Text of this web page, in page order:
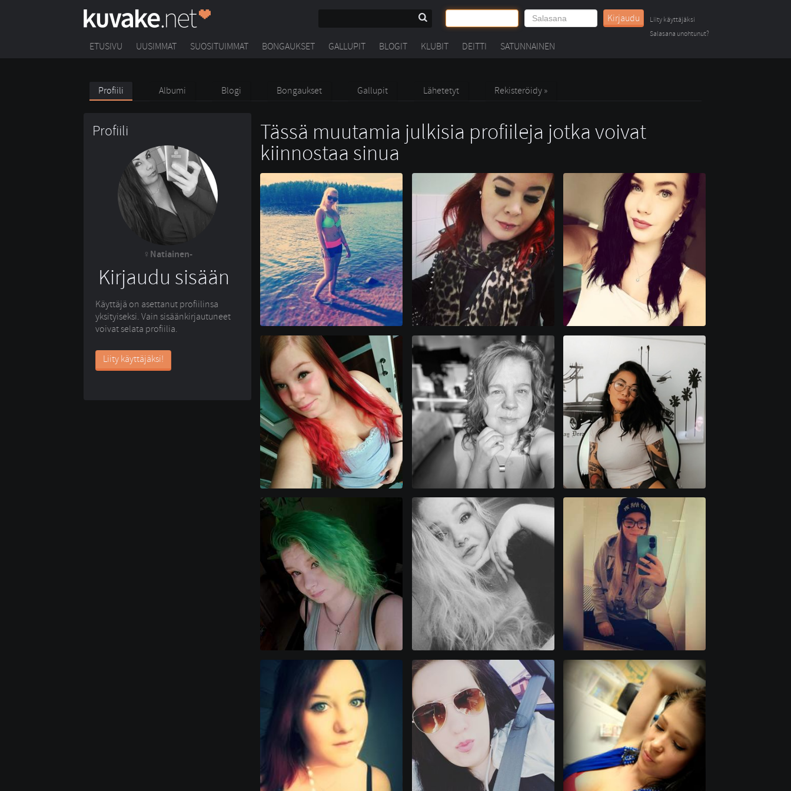
Kirjaudu
Liity käyttäjäksi
Salasana unohtunut?
ETUSIVU UUSIMMAT SUOSITUIMMAT BONGAUKSET GALLUPIT BLOGIT KLUBIT DEITTI SATUNNAINEN
Profiili Albumi Blogi Bongaukset Gallupit Lähetetyt Rekisteröidy »
Profiili
Natiainen-
Kirjaudu sisään
Käyttäjä on asettanut profiilinsa
yksityiseksi. Vain sisäänkirjautuneet
voivat selata profiilia.
Liity käyttäjäksi!
Tässä muutamia julkisia profiileja jotka voivat
kiinnostaa sinua